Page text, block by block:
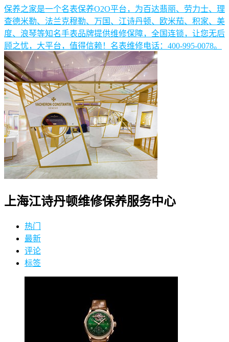
保养之家是一个名表保养O2O平台，为百达翡丽、劳力士、理
查德米勒、法兰克穆勒、万国、江诗丹顿、欧米茄、积家、美
度、浪琴等知名手表品牌提供维修保障，全国连锁，让您无后
顾之忧，大平台，值得信赖！名表维修电话：400-995-0078。
上海江诗丹顿维修保养服务中心
热门
最新
评论
标签